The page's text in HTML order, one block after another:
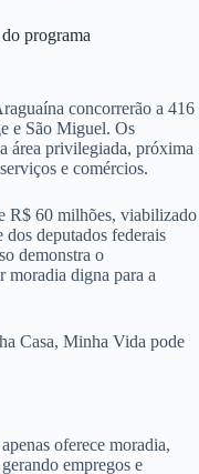
programa
concorrerão a 416
e São Miguel. Os
área privilegiada, próxima
e comércios.
R$ 60 milhões, viabilizado
deputados federais
demonstra o
moradia digna para a
Casa, Minha Vida pode
oferece moradia,
empregos e